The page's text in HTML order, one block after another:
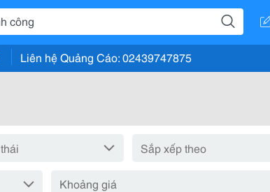
Liên hệ Quảng Cáo: 02439747875
Khoảng giá